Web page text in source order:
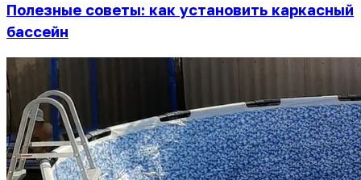
Полезные советы: как установить каркасный
бассейн